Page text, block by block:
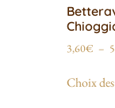
3,60€ –
Choix